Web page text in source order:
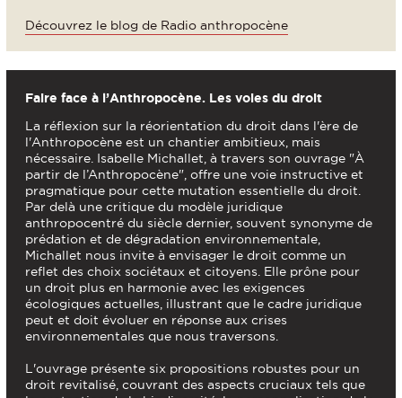
Découvrez le blog de Radio anthropocène
Faire face à l’Anthropocène. Les voies du droit
La réflexion sur la réorientation du droit dans l'ère de
l'Anthropocène est un chantier ambitieux, mais
nécessaire. Isabelle Michallet, à travers son ouvrage "À
partir de l’Anthropocène", offre une voie instructive et
pragmatique pour cette mutation essentielle du droit.
Par delà une critique du modèle juridique
anthropocentré du siècle dernier, souvent synonyme de
prédation et de dégradation environnementale,
Michallet nous invite à envisager le droit comme un
reflet des choix sociétaux et citoyens. Elle prône pour
un droit plus en harmonie avec les exigences
écologiques actuelles, illustrant que le cadre juridique
peut et doit évoluer en réponse aux crises
environnementales que nous traversons.
L'ouvrage présente six propositions robustes pour un
droit revitalisé, couvrant des aspects cruciaux tels que